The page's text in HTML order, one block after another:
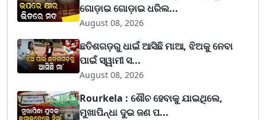
ଗୋଡ଼ାଇ ଗୋଡ଼ାଇ ଧରିଲ...
August 08, 2026
ଛତିଶଗଡ଼ରୁ ଧାଇଁ ଆସିଛି ମାଆ, ଝିଅକୁ ନେବା
ପାଇଁ ସ୍ୱାମୀ ସ...
August 08, 2026
Rourkela : ଶୌଚ ହେବାକୁ ଯାଇଥିଲେ,
ମୁଖାପିନ୍ଧା ଦୁଇ ଜଣ ପ...